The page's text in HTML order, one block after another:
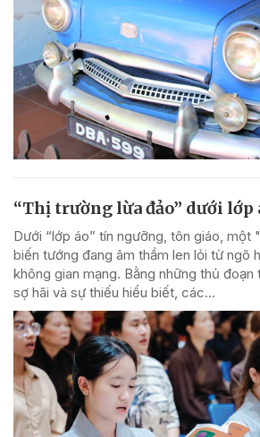
“Thị trường lừa đảo” dưới
Dưới “lớp áo” tín ngưỡng, tôn giáo, một
biến tướng đang âm thầm len lỏi từ ngõ
không gian mạng. Bằng những thủ đoạn
sợ hãi và sự thiếu hiểu biết, các...